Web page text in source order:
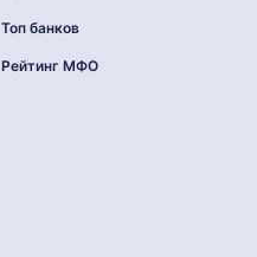
Топ банков
Рейтинг МФО